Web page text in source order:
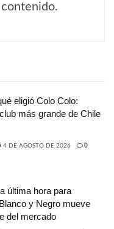
contenido.
eligió Colo Colo:
más grande de Chile
4 DE AGOSTO DE 2026 0
última hora para
y Negro mueve
del mercado